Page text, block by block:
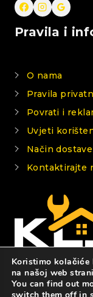
Pravila i
O nama
Pravila
Povrati i
Uvjeti
Način dostave
Kontaktirajte
Koristimo kolačiće
na našoj web
You can find out